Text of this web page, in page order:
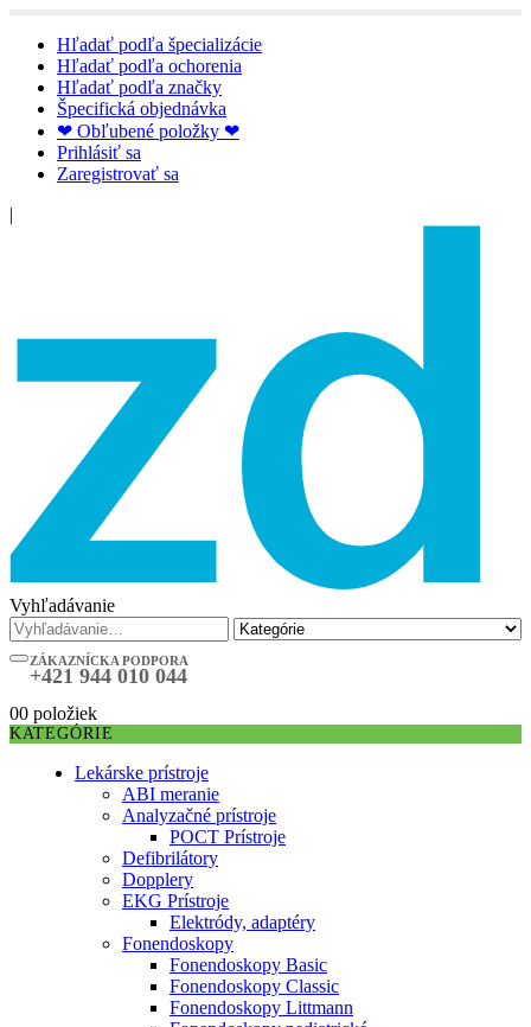
Hľadať podľa špecializácie
Hľadať podľa ochorenia
Hľadať podľa značky
Špecifická objednávka
❤ Obľubené položky ❤
Prihlásiť sa
Zaregistrovať sa
|
Vyhľadávanie
ZÁKAZNÍCKA PODPORA
+421 944 010 044
00 položiek
KATEGÓRIE
Lekárske prístroje
ABI meranie
Analyzačné prístroje
POCT Prístroje
Defibrilátory
Dopplery
EKG Prístroje
Elektródy, adaptéry
Fonendoskopy
Fonendoskopy Basic
Fonendoskopy Classic
Fonendoskopy Littmann